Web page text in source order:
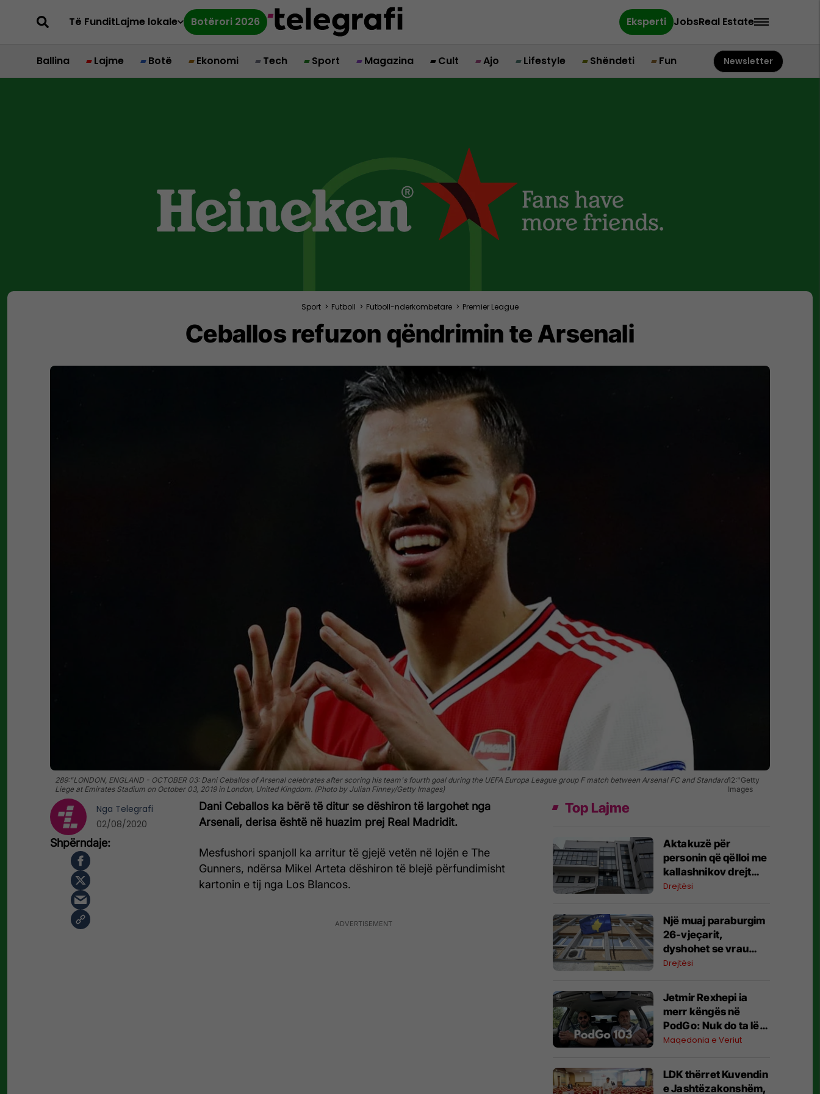
Të FunditLajme lokale Botërori 2026 Eksperti JobsReal Estate
Ballina Lajme Botë Ekonomi Tech Sport Magazina Cult Ajo Lifestyle Shëndeti Fun Newsletter
Sport > Futboll > Futboll-nderkombetare > Premier League
Ceballos refuzon qëndrimin te Arsenali
289:"LONDON, ENGLAND - OCTOBER 03: Dani Ceballos of Arsenal celebrates after scoring his team's fourth goal during the UEFA Europa League group F match between Arsenal FC and Standard
Liege at Emirates Stadium on October 03, 2019 in London, United Kingdom. (Photo by Julian Finney/Getty Images)
12:"Getty
Images
Dani Ceballos ka bërë të ditur se dëshiron të largohet nga
Arsenali, derisa është në huazim prej Real Madridit.
Mesfushori spanjoll ka arritur të gjejë vetën në lojën e The
Gunners, ndërsa Mikel Arteta dëshiron të blejë përfundimisht
kartonin e tij nga Los Blancos.
Nga Telegrafi
02/08/2020
Top Lajme
Aktakuzë për
personin që qëlloi me
kallashnikov drejt
autobusit në
Drejtësi
Një muaj paraburgim
26-vjeçarit,
dyshohet se vrau
aksidentalisht
të Deçanit
Drejtësi
Jetmir Rexhepi ia
merr këngës në
PodGo: Nuk do ta lë
kulturën deri në fund
Maqedonia e Veriut
LDK thërret Kuvendin
e Jashtëzakonshëm,